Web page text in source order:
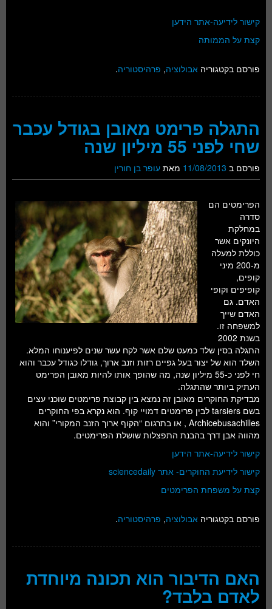
קישור לידיעה-אתר הידען
קצת על הממותה
פורסם בקטגוריה אבולוציה, פרהיסטוריה.
התגלה פרימט מאובן בגודל עכבר
שחי לפני 55 מיליון שנה
פורסם ב 11/08/2013 מאת עופר בן חורין
הפרימטים הם
סדרה
במחלקת
היונקים אשר
כוללת למעלה
מ-200 מיני
קופים,
קופיפים וקופי
האדם. גם
האדם שייך
למשפחה זו.
בשנת 2002
התגלה בסין שלד כמעט שלם אשר לקח עשר שנים לפיענוחו המלא.
השלד הוא של יצור בעל גפיים רזות וזנב ארוך, גודלו כגודל עכבר והוא
חי לפני כ-55 מיליון שנה, מה שהופך אותו להיות מאובן הפרימט
העתיק ביותר שהתגלה.
מבדיקת החוקרים מאובן זה נמצא בין קבוצת פרימטים שוכני עצים
בשם tarsiers לבין פרימטים דמויי קוף. הוא נקרא בפי החוקרים
Archicebusachilles , או בתרגום “הקוף ארוך הזנב המקורי” והוא
מהווה אבן דרך בהבנת התפצלות שושלת הפרימטים.
קישור לידיעה-אתר הידען
קישור לידיעת החוקרים- אתר sciencedaily
קצת על משפחת הפרימטים
פורסם בקטגוריה אבולוציה, פרהיסטוריה.
האם הדיבור הוא תכונה מיוחדת
לאדם בלבד?